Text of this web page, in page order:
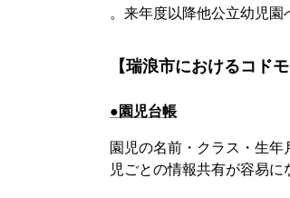
。来年度以降他公立幼児園
【瑞浪市におけるコド
●園児台帳
園児の名前・クラス・生
児ごとの情報共有が容易に